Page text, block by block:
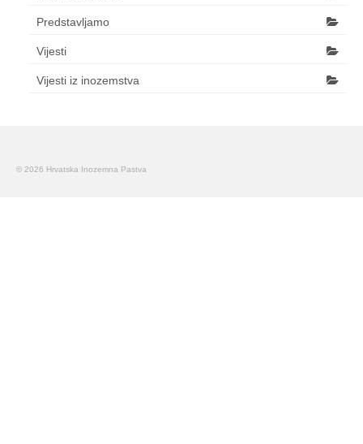
Predstavljamo
Vijesti
Vijesti iz inozemstva
© 2026 Hrvatska Inozemna Pastva